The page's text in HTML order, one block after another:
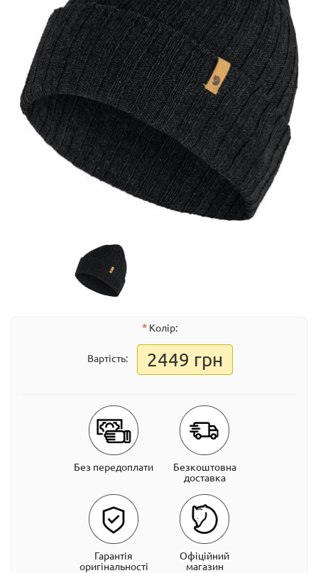
Колір:
Вартість: 2449 грн
Без передоплати
Безкоштовна
доставка
Гарантія
оригінальності
Офіційний
магазин